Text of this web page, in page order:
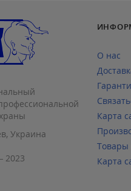
Украина
2023
О нас
Карта
Товары
Карта